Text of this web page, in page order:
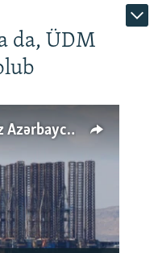
da, ÜDM
Cənubi Qafqazda ÜDM ən az Azərbaycanda artır: Qonşuları niyə Bakını qabaqlaya bilir?
available